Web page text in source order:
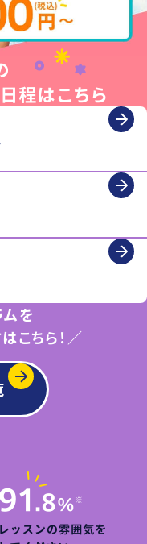
を
こちら！／